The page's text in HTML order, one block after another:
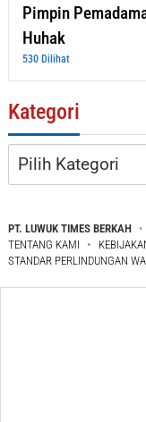
Pimpin
Huhak
530 Dilihat
Kategori
Kategori
PT. LUWUK TIMES BERKAH
TENTANG KAMI
STANDAR PERLINDUNGAN